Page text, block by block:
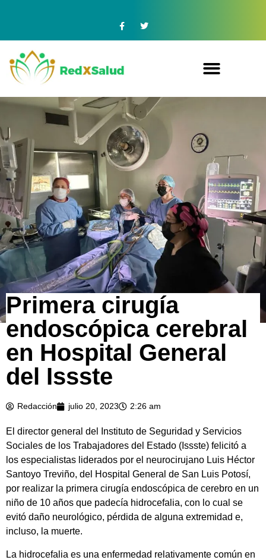
Primera cirugía
endoscópica cerebral
en Hospital General
del Issste
Redacción julio 20, 2023 2:26 am
El director general del Instituto de Seguridad y Servicios
Sociales de los Trabajadores del Estado (Issste) felicitó a
los especialistas liderados por el neurocirujano Luis Héctor
Santoyo Treviño, del Hospital General de San Luis Potosí,
por realizar la primera cirugía endoscópica de cerebro en un
niño de 10 años que padecía hidrocefalia, con lo cual se
evitó daño neurológico, pérdida de alguna extremidad e,
incluso, la muerte.
La hidrocefalia es una enfermedad relativamente común en